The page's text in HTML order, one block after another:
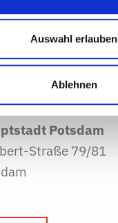
Auswahl erlauben
Ablehnen
Strukturen
im
Potsdam
Straße 79/81